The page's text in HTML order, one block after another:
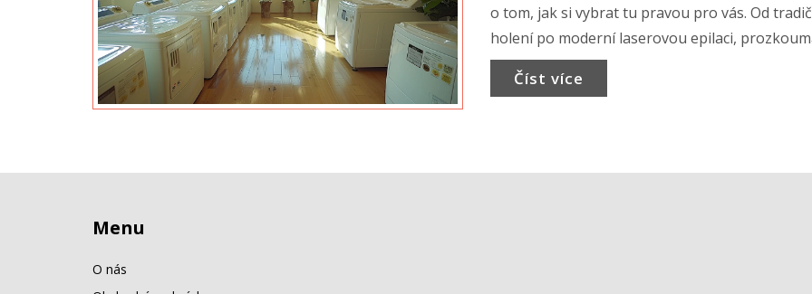
o tom, jak si vybrat tu pravou pro vás. Od
holení po moderní laserovou epilaci,
možnosti, které pomohou vaší kůži zůstat
navždy. Zjistěte, jaké jsou nejnovější trendy a
Číst více
Menu
O nás